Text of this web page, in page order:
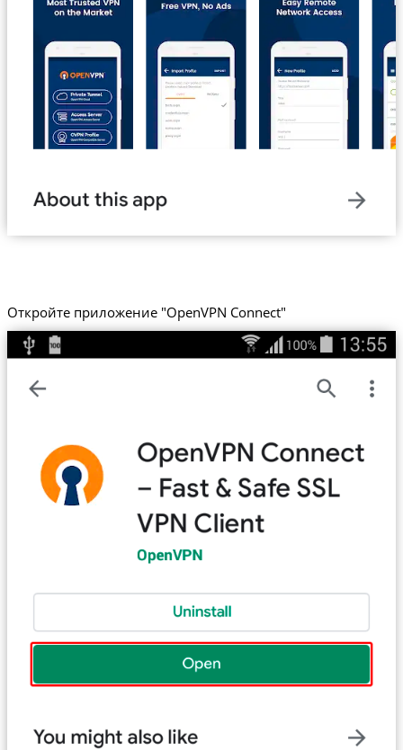
Откройте приложение "OpenVPN Connect"